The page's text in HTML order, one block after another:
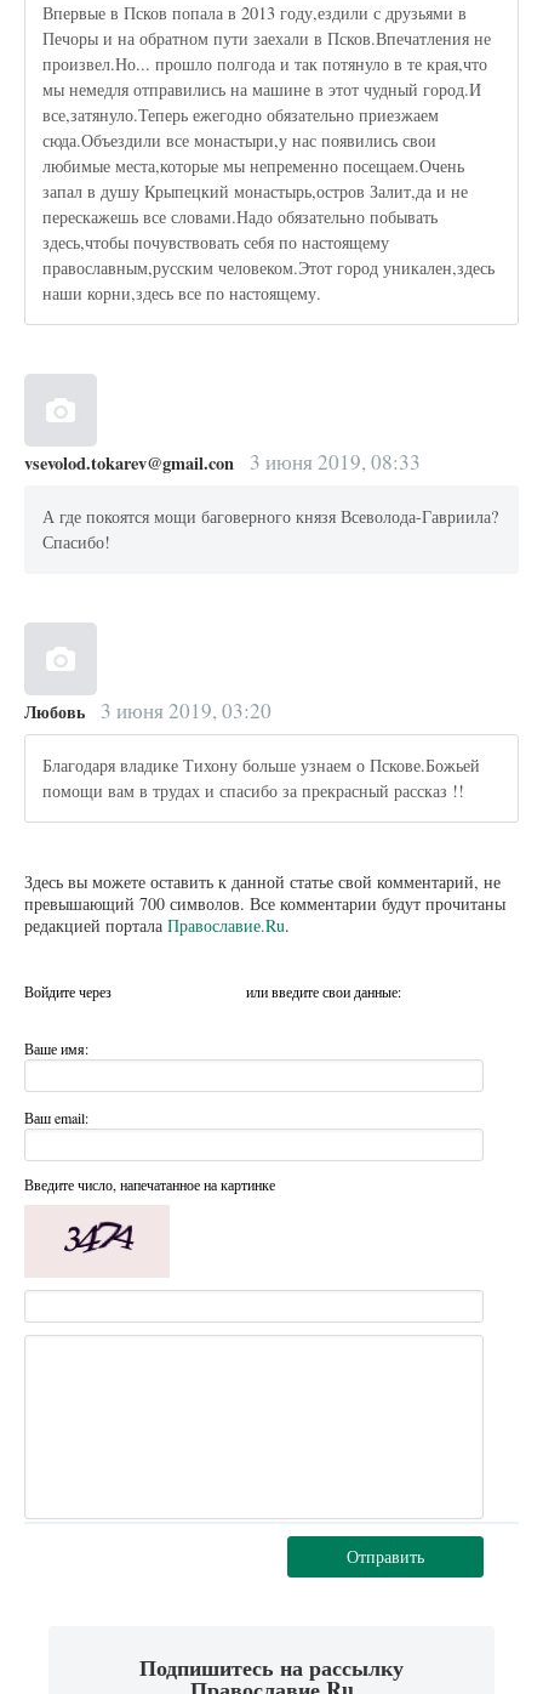
Впервые в Псков попала в 2013 году,ездили с друзьями в
Печоры и на обратном пути заехали в Псков.Впечатления не
произвел.Но... прошло полгода и так потянуло в те края,что
мы немедля отправились на машине в этот чудный город.И
все,затянуло.Теперь ежегодно обязательно приезжаем
сюда.Объездили все монастыри,у нас появились свои
любимые места,которые мы непременно посещаем.Очень
запал в душу Крыпецкий монастырь,остров Залит,да и не
перескажешь все словами.Надо обязательно побывать
здесь,чтобы почувствовать себя по настоящему
православным,русским человеком.Этот город уникален,здесь
наши корни,здесь все по настоящему.
vsevolod.tokarev@gmail.con 3 июня 2019, 08:33
А где покоятся мощи баговерного князя Всеволода-Гавриила?
Спасибо!
Любовь 3 июня 2019, 03:20
Благодаря владике Тихону больше узнаем о Пскове.Божьей
помощи вам в трудах и спасибо за прекрасный рассказ !!
Здесь вы можете оставить к данной статье свой комментарий, не
превышающий 700 символов. Все комментарии будут прочитаны
редакцией портала Православие.Ru.
Войдите через или введите свои данные:
Ваше имя:
Ваш email:
Введите число, напечатанное на картинке
Отправить
Подпишитесь на рассылку